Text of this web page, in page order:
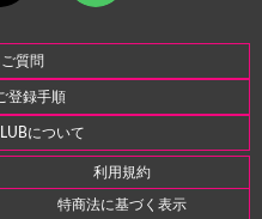
質問
登録手順
について
利用規約
特商法に基づく表示